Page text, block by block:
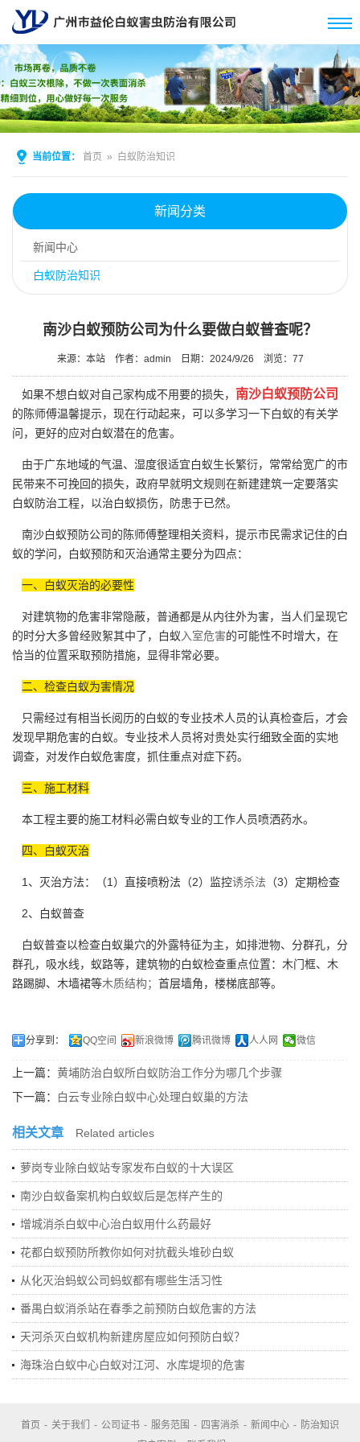
当前位置： 首页 » 白蚁防治知识
新闻分类
新闻中心
白蚁防治知识
南沙白蚁预防公司为什么要做白蚁普查呢？
来源：本站 作者：admin 日期：2024/9/26 浏览： 77
如果不想白蚁对自己家构成不用要的损失， 南沙白蚁预防公司
的陈师傅温馨提示，现在行动起来，可以多学习一下白蚁的有关学
问，更好的应对白蚁潜在的危害。
由于广东地域的气温、湿度很适宜白蚁生长繁衍，常常给宽广的市
民带来不可挽回的损失，政府早就明文规则在新建建筑一定要落实
白蚁防治工程，以治白蚁损伤，防患于已然。
南沙白蚁预防公司的陈师傅整理相关资料，提示市民需求记住的白
蚁的学问，白蚁预防和灭治通常主要分为四点：
一、白蚁灭治的必要性
对建筑物的危害非常隐蔽，普通都是从内往外为害，当人们呈现它
的时分大多曾经败絮其中了，白蚁 入室危害的可能性不时增大，在
恰当的位置采取预防措施，显得非常必要。
二、检查白蚁为害情况
只需经过有相当长阅历的白蚁的专业技术人员的认真检查后，才会
发现早期危害的白蚁。专业技术人员将对贵处实行细致全面的实地
调查，对发作白蚁危害度，抓住重点对症下药。
三、施工材料
本工程主要的施工材料必需白蚁专业的工作人员喷洒药水。
四、白蚁灭治
1、灭治方法：（1）直接喷粉法（2）监控诱杀法 （3）定期检查
2、白蚁普查
白蚁普查以检查白蚁巢穴的外露特征为主，如排泄物、分群孔，分
群孔，吸水线，蚁路等，建筑物的白蚁检查重点位置：木门框、木
路踢脚、木墙裙等木质结构； 首层墙角，楼梯底部等。
分享到： QQ空间 新浪微博 腾讯微博 人人网 微信
上一篇： 黄埔防治白蚁所白蚁防治工作分为哪几个步骤
下一篇：
白云专业除白蚁中心处理白蚁巢的方法
相关文章 Related articles
萝岗专业除白蚁站专家发布白蚁的十大误区
南沙白蚁备案机构白蚁蚁后是怎样产生的
增城消杀白蚁中心治白蚁用什么药最好
花都白蚁预防所教你如何对抗截头堆砂白蚁
从化灭治蚂蚁公司蚂蚁都有哪些生活习性
番禺白蚁消杀站在春季之前预防白蚁危害的方法
天河杀灭白蚁机构新建房屋应如何预防白蚁？
海珠治白蚁中心白蚁对江河、水库堤坝的危害
首页 - 关于我们 - 公司证书 - 服务范围 - 四害消杀 - 新闻中心 - 防治知识